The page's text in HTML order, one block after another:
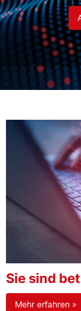
Sie sind
Mehr erfahren »